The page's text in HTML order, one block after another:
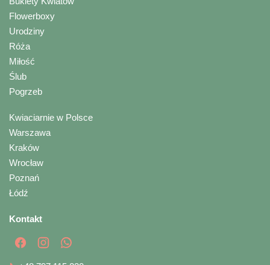
Flowerboxy
Urodziny
Róża
Miłość
Ślub
Pogrzeb
Kwiaciarnie w Polsce
Warszawa
Kraków
Wrocław
Poznań
Łódź
Kontakt